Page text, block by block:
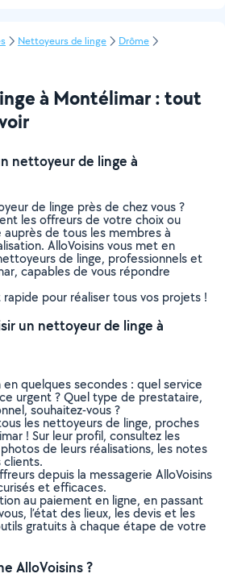
Nettoyeurs de linge
Drôme
à Montélimar : tout
nettoyeur de linge à
de linge près de chez vous ?
les offreurs de votre choix ou
de tous les membres à
AlloVoisins vous met en
de linge, professionnels et
capables de vous répondre
pour réaliser tous vos projets !
un nettoyeur de linge à
quelques secondes : quel service
urgent ? Quel type de prestataire,
souhaitez-vous ?
les nettoyeurs de linge, proches
! Sur leur profil, consultez les
de leurs réalisations, les notes
clients.
depuis la messagerie AlloVoisins
et efficaces.
au paiement en ligne, en passant
l’état des lieux, les devis et les
gratuits à chaque étape de votre
AlloVoisins ?